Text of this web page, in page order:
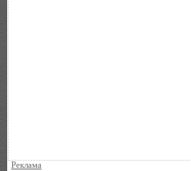
Реклама